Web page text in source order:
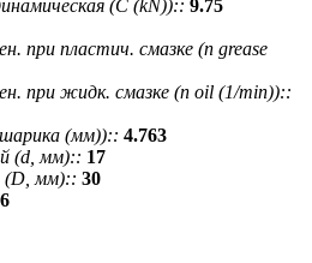
(C (kN)):: 9.75
при пластич. смазке (n grease
при жидк. смазке (n oil (1/min))::
(мм)):: 4.763
(d, мм):: 17
(D, мм):: 30